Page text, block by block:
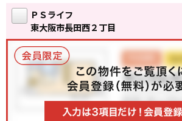
ＰＳライフ
東大阪市長田西２丁目